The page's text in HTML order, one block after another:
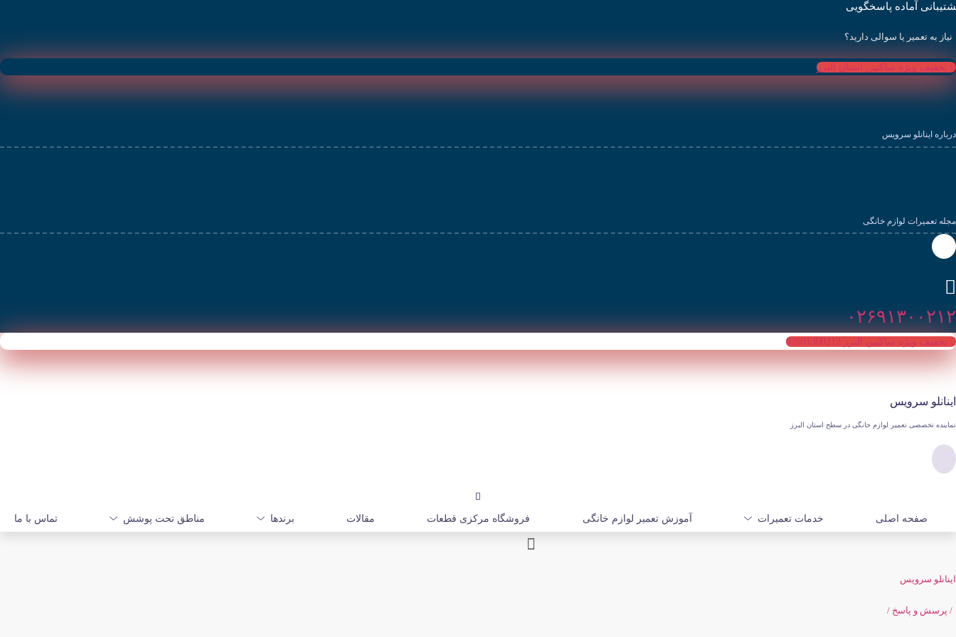
پرش
محتوا
آماده پاسخگویی
نیاز به تعمیر یا سوالی دارید؟
تخفیف ویژه ساکنین استان البرز
درباره اینانلو سرویس
مجله تعمیرات لوازم خانگی
۰۲۶۹۱۳۰۰۲۱۲
تخفیف ویژه ساکنین البرز 02691300212
اینانلو سرویس
نماینده تخصصی تعمیر لوازم خانگی در سطح استان البرز​
صفحه اصلی خدمات تعمیرات آموزش تعمیر لوازم خانگی فروشگاه مرکزی قطعات مقالات برندها مناطق تحت پوشش تماس با ما
اینانلو سرویس
/ پرسش و پاسخ /